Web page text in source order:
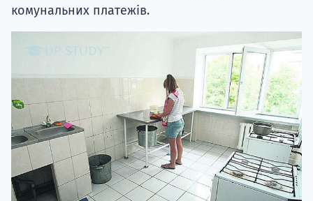
комунальних платежів.